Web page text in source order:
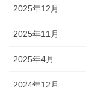
2025年12月
2025年11月
2025年4月
2024年12月